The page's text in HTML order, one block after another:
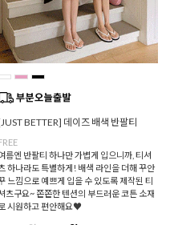
BETTER] 데이즈 배색 반팔티
름엔 반팔티 하나만 가볍게 입으니까, 티셔
하나라도 특별하게! 배색 라인을 더해 꾸안
느낌으로 예쁘게 입을 수 있도록 제작된 티
츠구요~ 쫀쫀한 텐션의 부드러운 코튼 소재
로 시원하고 편안해요♥